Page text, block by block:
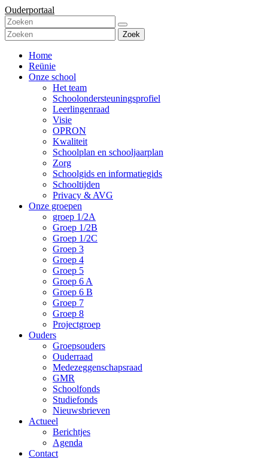
Ouderportaal
Zoek
Home
Reünie
Onze school
Het team
Schoolondersteuningsprofiel
Leerlingenraad
Visie
OPRON
Kwaliteit
Schoolplan en schooljaarplan
Zorg
Schoolgids en informatiegids
Schooltijden
Privacy & AVG
Onze groepen
groep 1/2A
Groep 1/2B
Groep 1/2C
Groep 3
Groep 4
Groep 5
Groep 6 A
Groep 6 B
Groep 7
Groep 8
Projectgroep
Ouders
Groepsouders
Ouderraad
Medezeggenschapsraad
GMR
Schoolfonds
Studiefonds
Nieuwsbrieven
Actueel
Berichtjes
Agenda
Contact